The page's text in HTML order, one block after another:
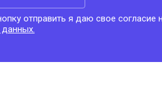
отправить я даю свое согласие